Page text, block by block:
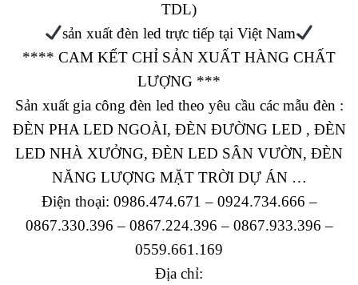
TDL)
sản xuất đèn led trực tiếp tại Việt Nam
**** CAM KẾT CHỈ SẢN XUẤT HÀNG CHẤT
LƯỢNG ***
Sản xuất gia công đèn led theo yêu cầu các mẫu đèn :
ĐÈN PHA LED NGOÀI, ĐÈN ĐƯỜNG LED , ĐÈN
LED NHÀ XƯỞNG, ĐÈN LED SÂN VƯỜN, ĐÈN
NĂNG LƯỢNG MẶT TRỜI DỰ ÁN …
Điện thoại: 0986.474.671 – 0924.734.666 –
0867.330.396 – 0867.224.396 – 0867.933.396 –
0559.661.169
Địa chỉ: